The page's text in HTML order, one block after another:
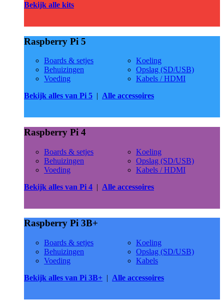
Bekijk alle kits
Raspberry Pi 5
Boards & setjes
Behuizingen
Voeding
Koeling
Opslag (SD/USB)
Kabels / HDMI
Bekijk alles van Pi 5 | Alle accessoires
Raspberry Pi 4
Boards & setjes
Behuizingen
Voeding
Koeling
Opslag (SD/USB)
Kabels / HDMI
Bekijk alles van Pi 4 | Alle accessoires
Raspberry Pi 3B+
Boards & setjes
Behuizingen
Voeding
Koeling
Opslag (SD/USB)
Kabels
Bekijk alles van Pi 3B+ | Alle accessoires